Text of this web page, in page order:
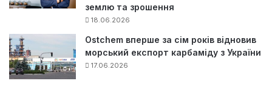
землю та зрошення
18.06.2026
Ostchem вперше за сім років відновив
морський експорт карбаміду з України
17.06.2026